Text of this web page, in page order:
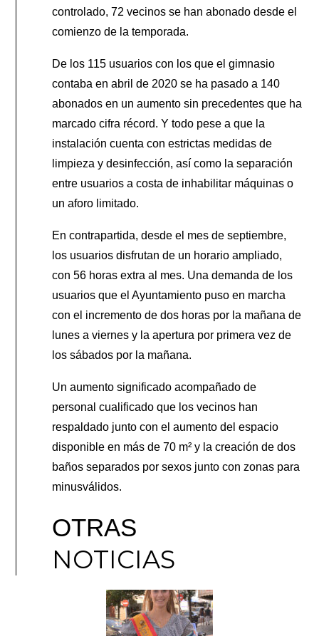
controlado, 72 vecinos se han abonado desde el
comienzo de la temporada.
De los 115 usuarios con los que el gimnasio
contaba en abril de 2020 se ha pasado a 140
abonados en un aumento sin precedentes que ha
marcado cifra récord. Y todo pese a que la
instalación cuenta con estrictas medidas de
limpieza y desinfección, así como la separación
entre usuarios a costa de inhabilitar máquinas o
un aforo limitado.
En contrapartida, desde el mes de septiembre,
los usuarios disfrutan de un horario ampliado,
con 56 horas extra al mes. Una demanda de los
usuarios que el Ayuntamiento puso en marcha
con el incremento de dos horas por la mañana de
lunes a viernes y la apertura por primera vez de
los sábados por la mañana.
Un aumento significado acompañado de
personal cualificado que los vecinos han
respaldado junto con el aumento del espacio
disponible en más de 70 m² y la creación de dos
baños separados por sexos junto con zonas para
minusválidos.
OTRAS
NOTICIAS